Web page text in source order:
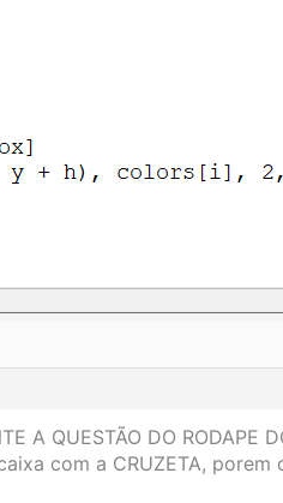
A QUESTÃO DO RODAPE
com a CRUZETA,